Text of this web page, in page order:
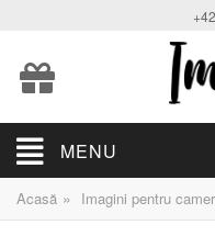
MENU
Acasă » Imagini pentru